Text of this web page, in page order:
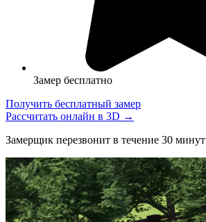
Замер бесплатно
Получить бесплатный замер
Рассчитать онлайн в 3D →
Замерщик перезвонит в течение 30 минут